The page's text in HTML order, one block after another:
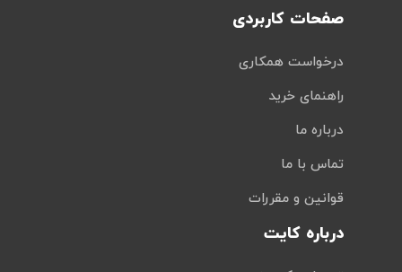
صفحات کاربردی
درخواست همکاری
راهنمای خرید
درباره ما
تماس با ما
قوانین و مقررات
درباره کایت